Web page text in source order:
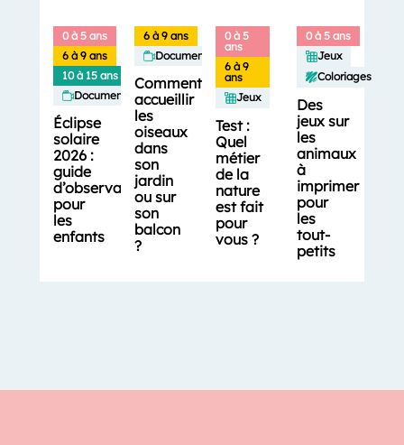
0 à 5 ans
6 à 9 ans
10 à 15 ans
Documentaires
Éclipse
solaire
2026 :
guide
d’observation
pour
les
enfants
6 à 9 ans
Documentaires
Comment
accueillir
les
oiseaux
dans
son
jardin
ou sur
son
balcon
?
0 à 5
ans
6 à 9
ans
Jeux
Test :
Quel
métier
de la
nature
est fait
pour
vous ?
0 à 5 ans
Jeux
Coloriages
Des
jeux sur
les
animaux
à
imprimer
pour
les
tout-
petits